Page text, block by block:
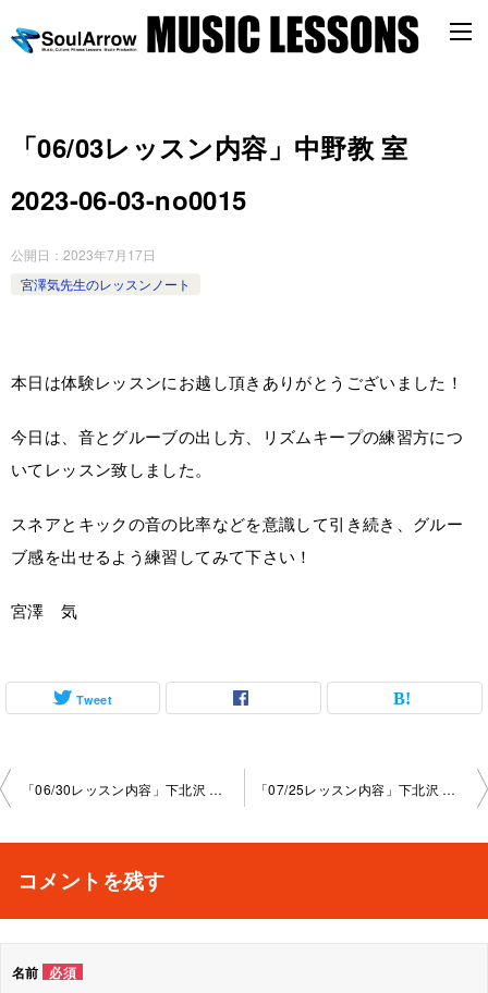
「06/03レッスン内容」中野教 室
2023-06-03-no0015
公開日： 2023年7月17日
宮澤気先生のレッスンノート
本日は体験レッスンにお越し頂きありがとうございました！
今日は、音とグルーブの出し方、リズムキープの練習方につ
いてレッスン致しました。
スネアとキックの音の比率などを意識して引き続き、グルー
ブ感を出せるよう練習してみて下さい！
宮澤 気
Tweet
投
ビ
「06/30レッスン内容」下北沢 教室 2023-06-30-no0015-1047 「07/25レッスン内容」下北沢 教室 2023-07-25-no0015-1047
コメントを残す
名前 必須